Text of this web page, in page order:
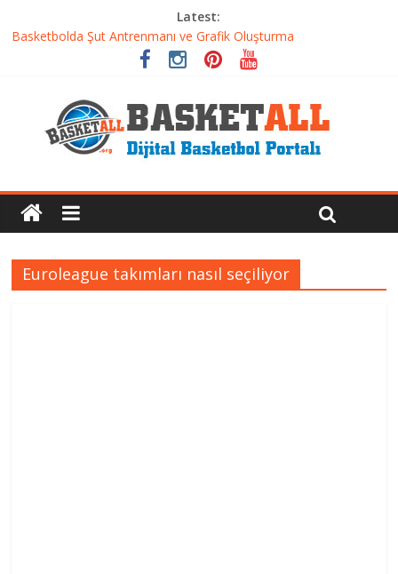
Latest:
Basketbolcu Beslenmesi: Performansı Artıran Bilimsel
Basketbolda Şut Antrenmanı ve Grafik Oluşturma
Dünyanın En İyi Basketbol Takımı: Gerçek Şampiyon Kim?
Etkili Basketbol Antrenmanı Nasıl Olmalı
Euroleague takımları nasıl seçiliyor